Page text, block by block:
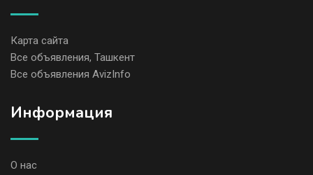
Карта сайта
Все объявления, Ташкент
Все объявления AvizInfo
Информация
О нас